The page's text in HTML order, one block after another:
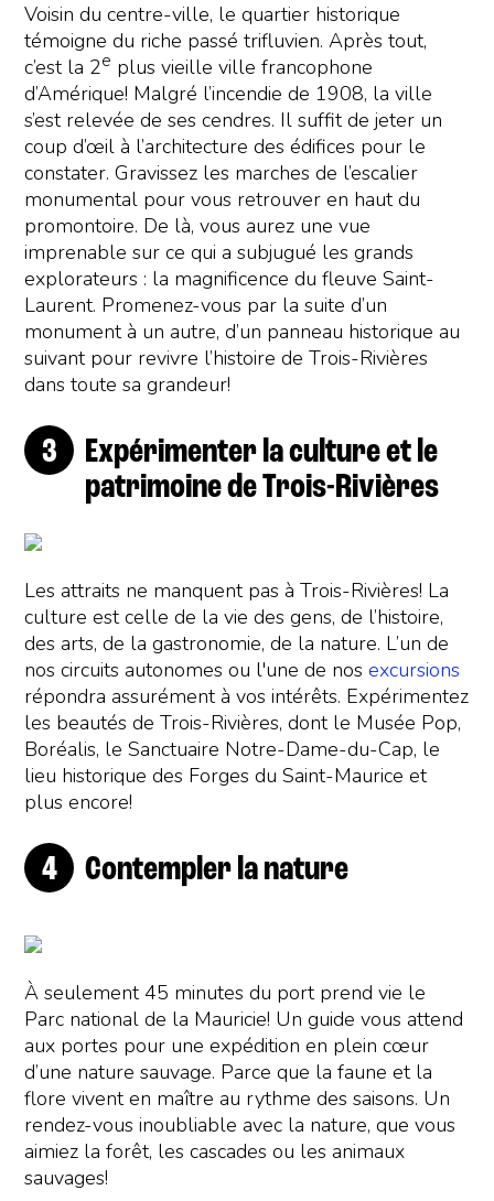
Voisin du centre-ville, le quartier historique
témoigne du riche passé trifluvien. Après tout,
c’est la 2e plus vieille ville francophone
d’Amérique! Malgré l’incendie de 1908, la ville
s’est relevée de ses cendres. Il suffit de jeter un
coup d’œil à l’architecture des édifices pour le
constater. Gravissez les marches de l’escalier
monumental pour vous retrouver en haut du
promontoire. De là, vous aurez une vue
imprenable sur ce qui a subjugué les grands
explorateurs : la magnificence du fleuve Saint-
Laurent. Promenez-vous par la suite d’un
monument à un autre, d’un panneau historique au
suivant pour revivre l’histoire de Trois-Rivières
dans toute sa grandeur!
Expérimenter la culture et le
patrimoine de Trois-Rivières
Les attraits ne manquent pas à Trois-Rivières! La
culture est celle de la vie des gens, de l’histoire,
des arts, de la gastronomie, de la nature. L’un de
nos circuits autonomes ou l'une de nosexcursions
répondra assurément à vos intérêts. Expérimentez
les beautés de Trois-Rivières, dont le Musée Pop,
Boréalis, le Sanctuaire Notre-Dame-du-Cap, le
lieu historique des Forges du Saint-Maurice et
plus encore!
Contempler la nature
À seulement 45 minutes du port prend vie le
Parc national de la Mauricie! Un guide vous attend
aux portes pour une expédition en plein cœur
d’une nature sauvage. Parce que la faune et la
flore vivent en maître au rythme des saisons. Un
rendez-vous inoubliable avec la nature, que vous
aimiez la forêt, les cascades ou les animaux
sauvages!